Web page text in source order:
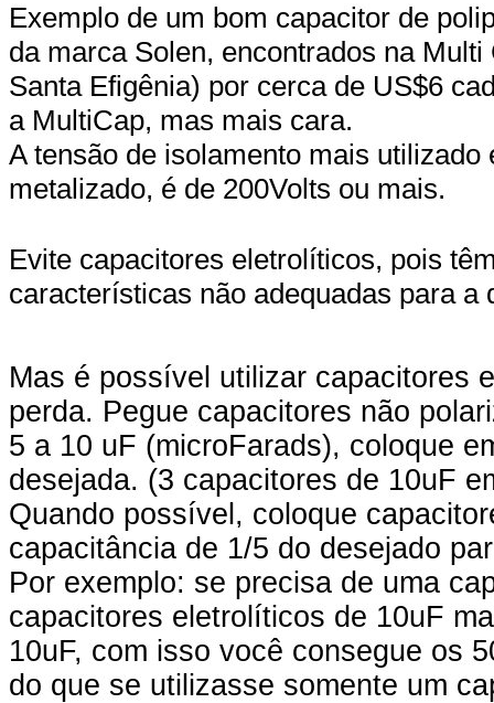
Exemplo de um bom capacitor de
da marca Solen, encontrados na
Santa Efigênia) por cerca de US$6
a MultiCap, mas mais cara.
A tensão de isolamento mais
metalizado, é de 200Volts ou mais.
Evite capacitores eletrolíticos, pois
características não adequadas para a
Mas é possível utilizar capacitores
perda. Pegue capacitores não
5 a 10 uF (microFarads), coloque
desejada. (3 capacitores de 10uF
Quando possível, coloque
capacitância de 1/5 do desejado
Por exemplo: se precisa de uma
capacitores eletrolíticos de 10uF
10uF, com isso você consegue os
do que se utilizasse somente um